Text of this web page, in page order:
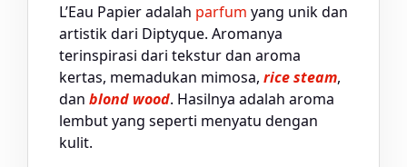
L’Eau Papier adalah parfum yang unik dan
artistik dari Diptyque. Aromanya
terinspirasi dari tekstur dan aroma
kertas, memadukan mimosa, rice steam,
dan blond wood. Hasilnya adalah aroma
lembut yang seperti menyatu dengan
kulit.